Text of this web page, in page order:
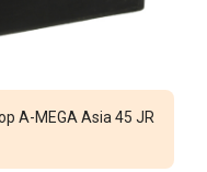
A-MEGA Asia 45 JR